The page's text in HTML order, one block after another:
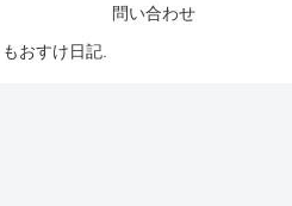
問い合わせ
おすけ日記.